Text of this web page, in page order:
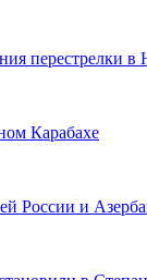
перестрелки в
Карабахе
России и